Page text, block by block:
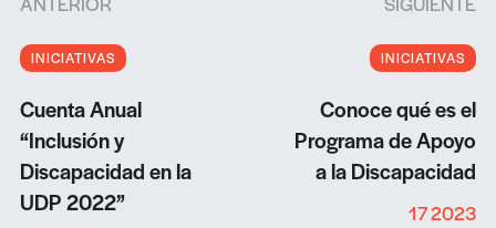
INICIATIVAS
Cuenta Anual
“Inclusión y
Discapacidad en la
UDP 2022”
INICIATIVAS
Conoce qué es el
Programa de Apoyo
a la Discapacidad
17 2023